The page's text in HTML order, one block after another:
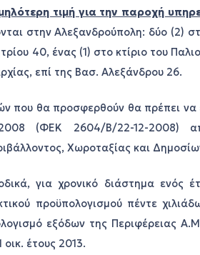
τιμή για την παροχή
στην Αλεξανδρούπολη: δύο (2)
40, ένας (1) στο κτίριο του
επί της Βασ. Αλεξάνδρου 26.
που θα προσφερθούν θα πρέπει να
2008 (ΦΕΚ 2604/Β/22-12-2008)
Χωροταξίας και
για χρονικό διάστημα
προϋπολογισμού πέντε
εξόδων της Περιφέρειας
έτους 2013.